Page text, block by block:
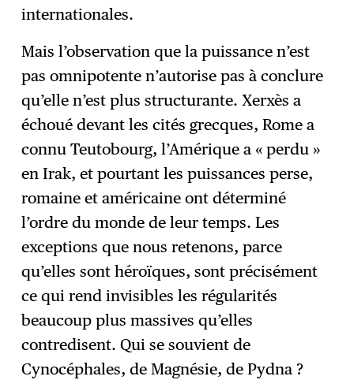
internationales.
Mais l’observation que la puissance n’est
pas omnipotente n’autorise pas à conclure
qu’elle n’est plus structurante. Xerxès a
échoué devant les cités grecques, Rome a
connu Teutobourg, l’Amérique a « perdu »
en Irak, et pourtant les puissances perse,
romaine et américaine ont déterminé
l’ordre du monde de leur temps. Les
exceptions que nous retenons, parce
qu’elles sont héroïques, sont précisément
ce qui rend invisibles les régularités
beaucoup plus massives qu’elles
contredisent. Qui se souvient de
Cynocéphales, de Magnésie, de Pydna ?